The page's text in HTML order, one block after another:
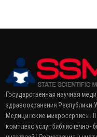
Государственная научная
здравоохранения Республики
Медицинские микросервисы.
комплекс услуг библиотечно-